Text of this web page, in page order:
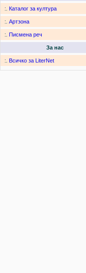
:. Каталог за култура
:. Артзона
:. Писмена реч
За нас
:. Всичко за LiterNet